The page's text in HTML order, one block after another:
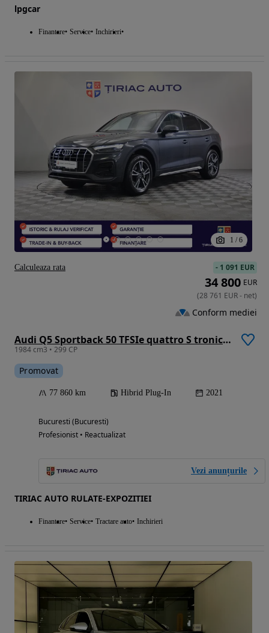
lpgcar
Finantare Service Inchirieri
1 / 6
Audi Q5 Sportback 50 TFSIe quattro S tronic S line
1984 cm3 • 299 CP
Promovat
77 860 km Hibrid Plug-In 2021
Bucuresti (Bucuresti)
Profesionist • Reactualizat
Vezi anunțurile
TIRIAC AUTO RULATE-EXPOZITIEI
Finantare Service Tractare auto Inchirieri
- 1 091 EUR
34 800 EUR
(28 761 EUR- net)
Conform mediei
Calculeaza rata